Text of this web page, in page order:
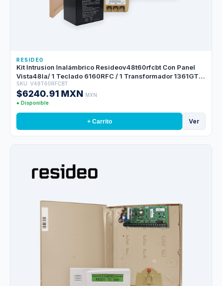
RESIDEO
Kit Intrusion Inalámbrico Resideov48t60rfcbt Con Panel
Vista48la/ 1 Teclado 6160RFC / 1 Transformador 1361GT/ 1
Bateria Ens-bt412
SKU: V48T60RFCBT
$6240.91 MXN MXN
● Disponible
+ Carrito Ver